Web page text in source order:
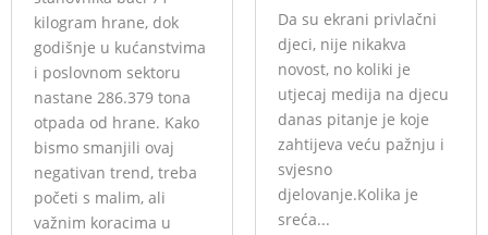
kilogram hrane, dok
godišnje u kućanstvima
i poslovnom sektoru
nastane 286.379 tona
otpada od hrane. Kako
bismo smanjili ovaj
negativan trend, treba
početi s malim, ali
važnim koracima u
Da su ekrani privlačni
djeci, nije nikakva
novost, no koliki je
utjecaj medija na djecu
danas pitanje je koje
zahtijeva veću pažnju i
svjesno
djelovanje.Kolika je
sreća...